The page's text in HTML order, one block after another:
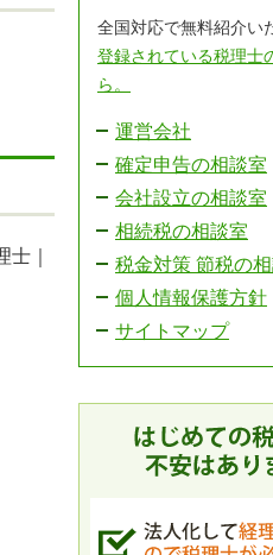
士｜
全国対応で無料紹介い
登録されている税理士
ら。
運営会社
確定申告の相談室
会社設立の相談室
相続税の相談室
税金対策 節税の
個人情報保護方針
サイトマップ